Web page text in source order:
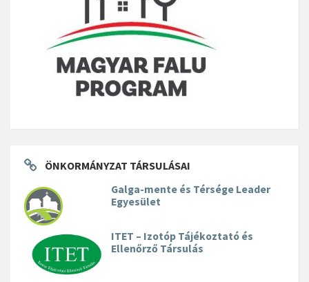
ÖNKORMÁNYZAT TÁRSULÁSAI
Galga-mente és Térsége Leader
Egyesület
ITET – Izotóp Tájékoztató és
Ellenőrző Társulás